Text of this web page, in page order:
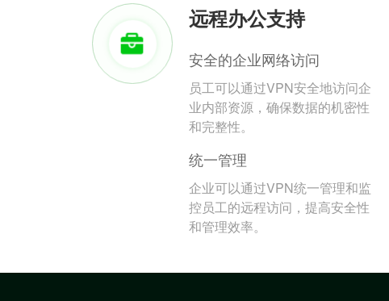
远程办公支持
安全的企业网络访问
员工可以通过VPN安全地访问企
业内部资源，确保数据的机密性
和完整性。
统一管理
企业可以通过VPN统一管理和监
控员工的远程访问，提高安全性
和管理效率。